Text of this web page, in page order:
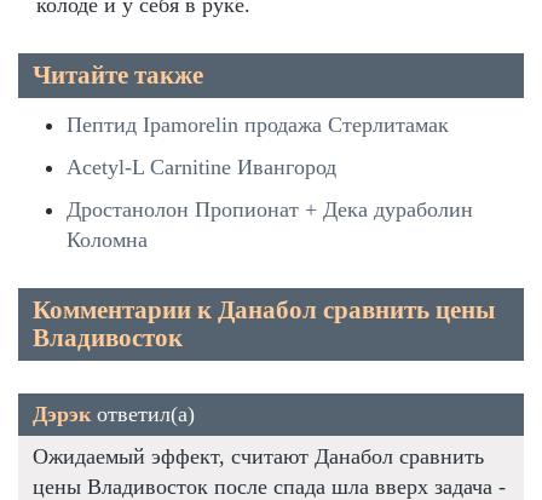
Читайте также
Пептид Ipamorelin продажа Стерлитамак
Acetyl-L Carnitine Ивангород
Дростанолон Пропионат + Дека дураболин
Коломна
Комментарии к Данабол сравнить цены
Владивосток
Дэрэк ответил(а)
Ожидаемый эффект, считают Данабол сравнить
цены Владивосток после спада шла вверх задача -